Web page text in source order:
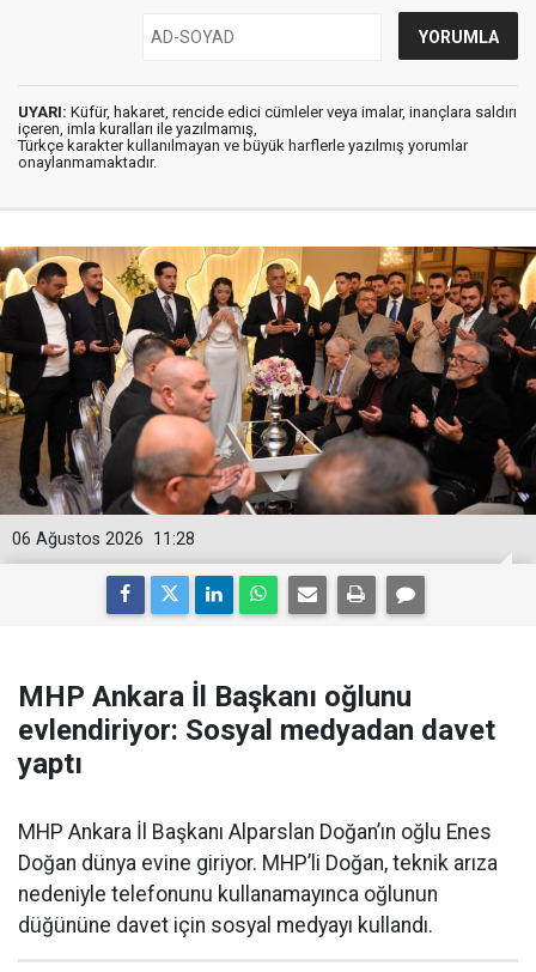
UYARI: Küfür, hakaret, rencide edici cümleler veya imalar, inançlara saldırı
içeren, imla kuralları ile yazılmamış,
Türkçe karakter kullanılmayan ve büyük harflerle yazılmış yorumlar
onaylanmamaktadır.
11:28
06 Ağustos 2026
MHP Ankara İl Başkanı oğlunu
evlendiriyor: Sosyal medyadan davet
yaptı
MHP Ankara İl Başkanı Alparslan Doğan’ın oğlu Enes
Doğan dünya evine giriyor. MHP’li Doğan, teknik arıza
nedeniyle telefonunu kullanamayınca oğlunun
düğününe davet için sosyal medyayı kullandı.